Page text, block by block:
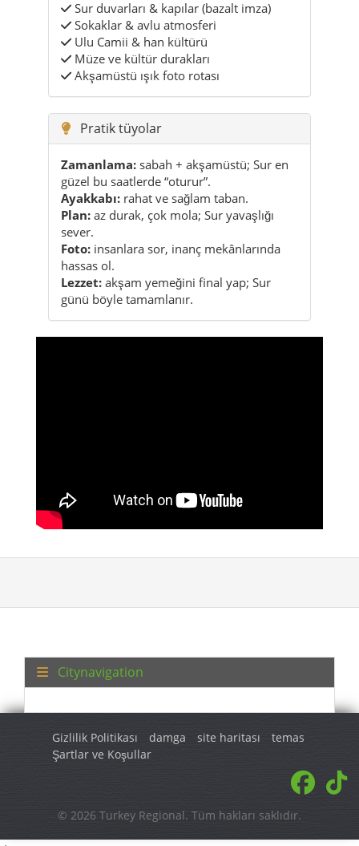
Sur duvarları & kapılar (bazalt imza)
Sokaklar & avlu atmosferi
Ulu Camii & han kültürü
Müze ve kültür durakları
Akşamüstü ışık foto rotası
Pratik tüyolar
Zamanlama: sabah + akşamüstü; Sur en
güzel bu saatlerde “oturur”.
Ayakkabı: rahat ve sağlam taban.
Plan: az durak, çok mola; Sur yavaşlığı
sever.
Foto: insanlara sor, inanç mekânlarında
hassas ol.
Lezzet: akşam yemeğini final yap; Sur
günü böyle tamamlanır.
Citynavigation
Gizlilik Politikası damga site haritası
temas
Şartlar ve Koşullar
© 2026 Turkey Regional. Tüm hakları saklıdır.